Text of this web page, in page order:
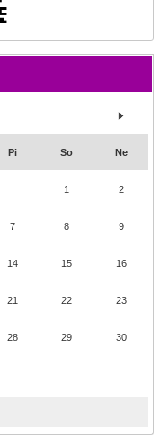
Pi So Ne
1 2
7 8 9
14 15 16
21 22 23
28 29 30